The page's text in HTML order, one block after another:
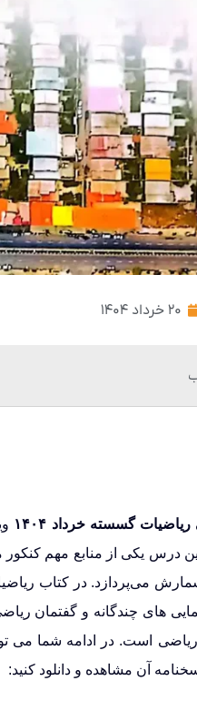
۲۰ خرداد ۱۴۰۴
ریاضیات گسسته خرداد ۱۴۰۴
می‌پردازد. در کتاب
های چندگانه و گفتمان
است. در ادامه شما می
آن مشاهده و دانلود کنید: